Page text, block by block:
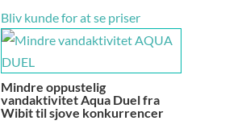
Bliv kunde for at se priser
Mindre oppustelig
vandaktivitet Aqua Duel fra
Wibit til sjove konkurrencer